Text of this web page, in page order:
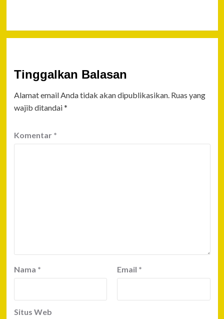
Tinggalkan Balasan
Alamat email Anda tidak akan dipublikasikan. Ruas yang
wajib ditandai*
Komentar *
Nama * Email *
Situs Web